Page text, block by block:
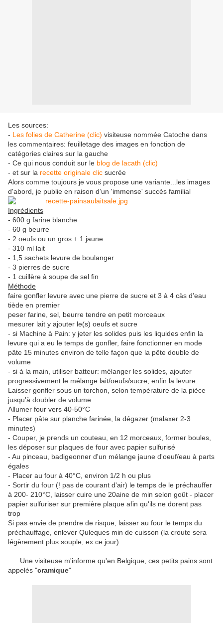
Les sources:
- Les folies de Catherine (clic) visiteuse nommée Catoche dans
les commentaires: feuilletage des images en fonction de
catégories claires sur la gauche
- Ce qui nous conduit sur le blog de lacath (clic)
- et sur la recette originale clic sucrée
Alors comme toujours je vous propose une variante...les images
d'abord, je publie en raison d'un 'immense' succès familial
Ingrédients
- 600 g farine blanche
- 60 g beurre
- 2 oeufs ou un gros + 1 jaune
- 310 ml lait
- 1,5 sachets levure de boulanger
- 3 pierres de sucre
- 1 cuillère à soupe de sel fin
Méthode
faire gonfler levure avec une pierre de sucre et 3 à 4 càs d'eau
tiède en premier
peser farine, sel, beurre tendre en petit morceaux
mesurer lait y ajouter le(s) oeufs et sucre
- si Machine à Pain: y jeter les solides puis les liquides enfin la
levure qui a eu le temps de gonfler, faire fonctionner en mode
pâte 15 minutes environ de telle façon que la pête double de
volume
- si à la main, utiliser batteur: mélanger les solides, ajouter
progressivement le mélange lait/oeufs/sucre, enfin la levure.
Laisser gonfler sous un torchon, selon température de la pièce
jusqu'à doubler de volume
Allumer four vers 40-50°C
- Placer pâte sur planche farinée, la dégazer (malaxer 2-3
minutes)
- Couper, je prends un couteau, en 12 morceaux, former boules,
les déposer sur plaques de four avec papier sulfurisé
- Au pinceau, badigeonner d'un mélange jaune d'oeuf/eau à parts
égales
- Placer au four à 40°C, environ 1/2 h ou plus
- Sortir du four (! pas de courant d'air) le temps de le préchauffer
à 200- 210°C, laisser cuire une 20aine de min selon goût - placer
papier sulfuriser sur première plaque afin qu'ils ne dorent pas
trop
Si pas envie de prendre de risque, laisser au four le temps du
préchauffage, enlever Quleques min de cuisson (la croute sera
légèrement plus souple, ex ce jour)
Une visiteuse m'informe qu'en Belgique, ces petits pains sont
appelés "cramique"